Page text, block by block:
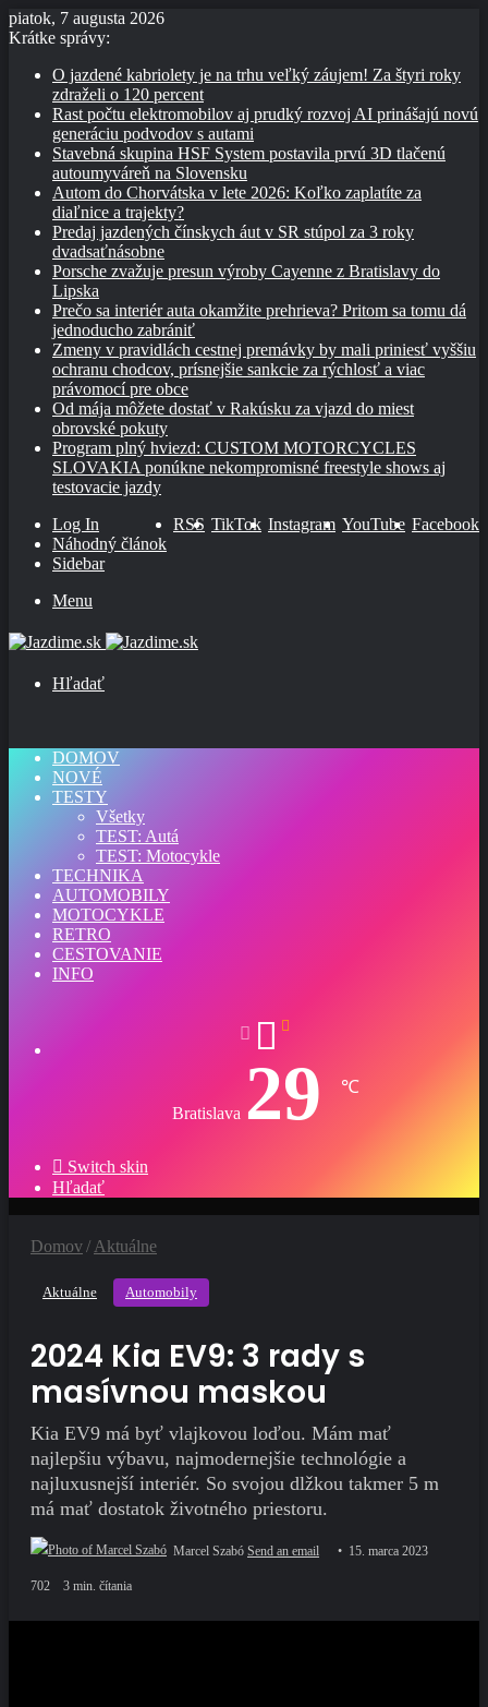
piatok, 7 augusta 2026
Krátke správy:
O jazdené kabriolety je na trhu veľký záujem! Za štyri roky
zdraželi o 120 percent
Rast počtu elektromobilov aj prudký rozvoj AI prinášajú novú
generáciu podvodov s autami
Stavebná skupina HSF System postavila prvú 3D tlačenú
autoumyváreň na Slovensku
Autom do Chorvátska v lete 2026: Koľko zaplatíte za
diaľnice a trajekty?
Predaj jazdených čínskych áut v SR stúpol za 3 roky
dvadsaťnásobne
Porsche zvažuje presun výroby Cayenne z Bratislavy do
Lipska
Prečo sa interiér auta okamžite prehrieva? Pritom sa tomu dá
jednoducho zabrániť
Zmeny v pravidlách cestnej premávky by mali priniesť vyššiu
ochranu chodcov, prísnejšie sankcie za rýchlosť a viac
právomocí pre obce
Od mája môžete dostať v Rakúsku za vjazd do miest
obrovské pokuty
Program plný hviezd: CUSTOM MOTORCYCLES
SLOVAKIA ponúkne nekompromisné freestyle shows aj
testovacie jazdy
Facebook
YouTube
Instagram
TikTok
RSS
Log In
Náhodný článok
Sidebar
Menu
Hľadať
DOMOV
NOVÉ
TESTY
Všetky
TEST: Autá
TEST: Motocykle
TECHNIKA
AUTOMOBILY
MOTOCYKLE
RETRO
CESTOVANIE
INFO
Bratislava 29 ℃
Switch skin
Hľadať
Domov/ Aktuálne
Aktuálne Automobily
2024 Kia ​​EV9: 3 rady s
masívnou maskou
Kia EV9 má byť vlajkovou loďou. Mám mať
najlepšiu výbavu, najmodernejšie technológie a
najluxusnejší interiér. So svojou dlžkou takmer 5 m
má mať dostatok životného priestoru.
Marcel Szabó Send an email 15. marca 2023
702 3 min. čítania